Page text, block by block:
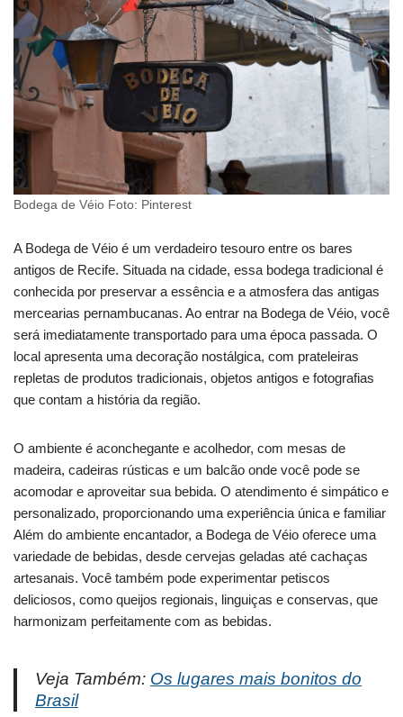
Bodega de Véio Foto: Pinterest
A Bodega de Véio é um verdadeiro tesouro entre os bares
antigos de Recife. Situada na cidade, essa bodega tradicional é
conhecida por preservar a essência e a atmosfera das antigas
mercearias pernambucanas. Ao entrar na Bodega de Véio, você
será imediatamente transportado para uma época passada. O
local apresenta uma decoração nostálgica, com prateleiras
repletas de produtos tradicionais, objetos antigos e fotografias
que contam a história da região.
O ambiente é aconchegante e acolhedor, com mesas de
madeira, cadeiras rústicas e um balcão onde você pode se
acomodar e aproveitar sua bebida. O atendimento é simpático e
personalizado, proporcionando uma experiência única e familiar
Além do ambiente encantador, a Bodega de Véio oferece uma
variedade de bebidas, desde cervejas geladas até cachaças
artesanais. Você também pode experimentar petiscos
deliciosos, como queijos regionais, linguiças e conservas, que
harmonizam perfeitamente com as bebidas.
Veja Também: Os lugares mais bonitos do
Brasil